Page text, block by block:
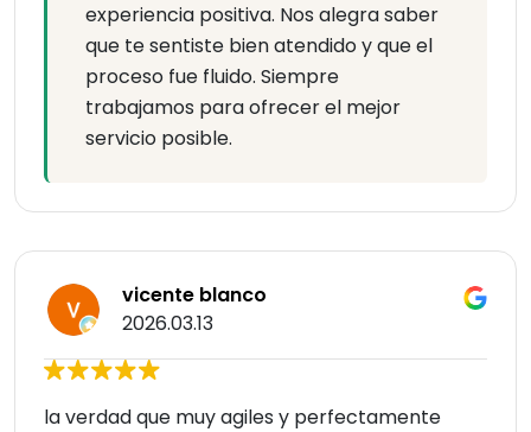
experiencia positiva. Nos alegra saber
que te sentiste bien atendido y que el
proceso fue fluido. Siempre
trabajamos para ofrecer el mejor
servicio posible.
vicente blanco
2026.03.13
la verdad que muy agiles y perfectamente